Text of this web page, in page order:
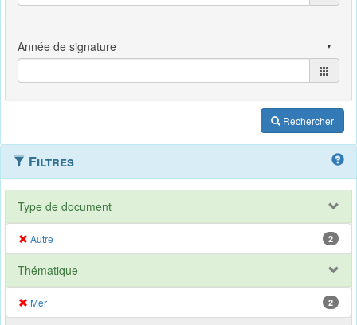
Rechercher
Filtres
Type de document
Autre 2
Thématique
Mer 2